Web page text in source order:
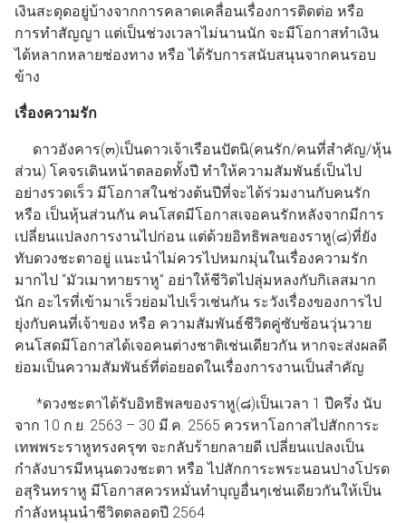
เงินสะดุดอยู่บ้างจากการคลาดเคลื่อนเรื่องการติดต่อ หรือ
การทำสัญญา แต่เป็นช่วงเวลาไม่นานนัก จะมีโอกาสทำเงิน
ได้หลากหลายช่องทาง หรือ ได้รับการสนับสนุนจากคนรอบ
ข้าง
เรื่องความรัก
ดาวอังคาร(๓)เป็นดาวเจ้าเรือนปัตนิ(คนรัก/คนที่สำคัญ/หุ้น
ส่วน) โคจรเดินหน้าตลอดทั้งปี ทำให้ความสัมพันธ์เป็นไป
อย่างรวดเร็ว มีโอกาสในช่วงต้นปีที่จะได้ร่วมงานกับคนรัก
หรือ เป็นหุ้นส่วนกัน คนโสดมีโอกาสเจอคนรักหลังจากมีการ
เปลี่ยนแปลงการงานไปก่อน แต่ด้วยอิทธิพลของราหู(๘)ที่ยัง
ทับดวงชะตาอยู่ แนะนำไม่ควรไปหมกมุ่นในเรื่องความรัก
มากไป “มัวเมาทายราหู” อย่าให้ชีวิตไปลุ่มหลงกับกิเลสมาก
นัก อะไรที่เข้ามาเร็วย่อมไปเร็วเช่นกัน ระวังเรื่องของการไป
ยุ่งกับคนที่เจ้าของ หรือ ความสัมพันธ์ชีวิตคู่ซับซ้อนวุ่นวาย
คนโสดมีโอกาสได้เจอคนต่างชาติเช่นเดียวกัน หากจะส่งผลดี
ย่อมเป็นความสัมพันธ์ที่ต่อยอดในเรื่องการงานเป็นสำคัญ
*ดวงชะตาได้รับอิทธิพลของราหู(๘)เป็นเวลา 1 ปีครึ่ง นับ
จาก 10 ก.ย. 2563 – 30 มี.ค. 2565 ควรหาโอกาสไปสักการะ
เทพพระราหูทรงครุฑ จะกลับร้ายกลายดี เปลี่ยนแปลงเป็น
กำลังบารมีหนุนดวงชะตา หรือ ไปสักการะพระนอนปางโปรด
อสุรินทราหู มีโอกาสควรหมั่นทำบุญอื่นๆเช่นเดียวกันให้เป็น
กำลังหนุนนำชีวิตตลอดปี 2564